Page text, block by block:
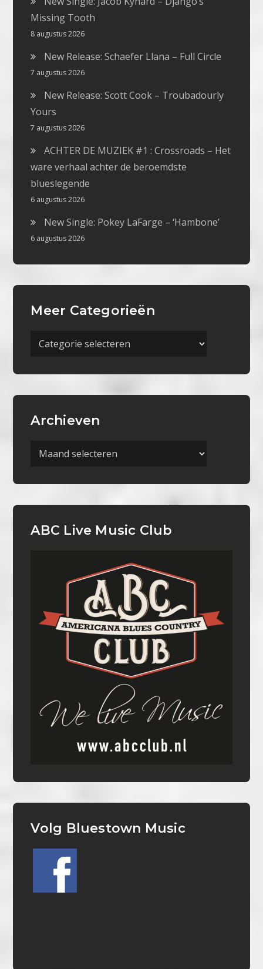
Missing Tooth
8 augustus 2026
New Release: Schaefer Llana – Full Circle
7 augustus 2026
New Release: Scott Cook – Troubadourly
Yours
7 augustus 2026
ACHTER DE MUZIEK #1 : Crossroads – Het
ware verhaal achter de beroemdste
blueslegende
6 augustus 2026
New Single: Pokey LaFarge – ‘Hambone’
6 augustus 2026
Meer Categorieën
Meer
Archieven
Archieven
ABC Live Music Club
Volg Bluestown Music